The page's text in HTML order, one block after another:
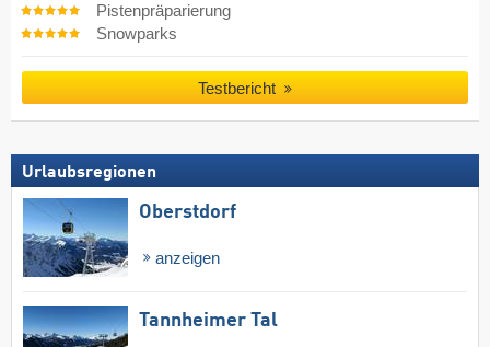
Pistenpräparierung
Snowparks
Testbericht
Urlaubsregionen
Oberstdorf
anzeigen
Tannheimer Tal